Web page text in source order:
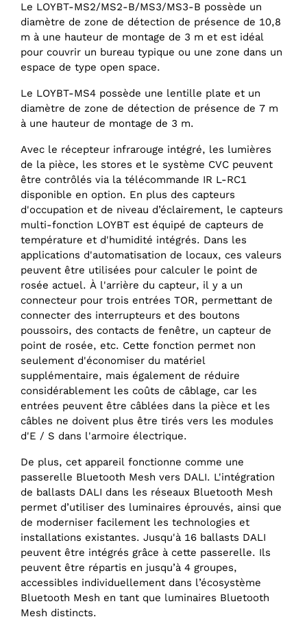
Le LOYBT-MS2/MS2-B/MS3/MS3-B possède un
diamètre de zone de détection de présence de 10,8
m à une hauteur de montage de 3 m et est idéal
pour couvrir un bureau typique ou une zone dans un
espace de type open space.
Le LOYBT-MS4 possède une lentille plate et un
diamètre de zone de détection de présence de 7 m
à une hauteur de montage de 3 m.
Avec le récepteur infrarouge intégré, les lumières
de la pièce, les stores et le système CVC peuvent
être contrôlés via la télécommande IR L-RC1
disponible en option. En plus des capteurs
d'occupation et de niveau d’éclairement, le capteurs
multi-fonction LOYBT est équipé de capteurs de
température et d'humidité intégrés. Dans les
applications d'automatisation de locaux, ces valeurs
peuvent être utilisées pour calculer le point de
rosée actuel. À l'arrière du capteur, il y a un
connecteur pour trois entrées TOR, permettant de
connecter des interrupteurs et des boutons
poussoirs, des contacts de fenêtre, un capteur de
point de rosée, etc. Cette fonction permet non
seulement d'économiser du matériel
supplémentaire, mais également de réduire
considérablement les coûts de câblage, car les
entrées peuvent être câblées dans la pièce et les
câbles ne doivent plus être tirés vers les modules
d'E / S dans l'armoire électrique.
De plus, cet appareil fonctionne comme une
passerelle Bluetooth Mesh vers DALI. L'intégration
de ballasts DALI dans les réseaux Bluetooth Mesh
permet d’utiliser des luminaires éprouvés, ainsi que
de moderniser facilement les technologies et
installations existantes. Jusqu'à 16 ballasts DALI
peuvent être intégrés grâce à cette passerelle. Ils
peuvent être répartis en jusqu’à 4 groupes,
accessibles individuellement dans l’écosystème
Bluetooth Mesh en tant que luminaires Bluetooth
Mesh distincts.